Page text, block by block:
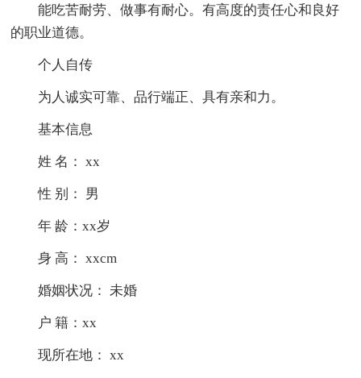
能吃苦耐劳、做事有耐心。有高度的责任心和良好
的职业道德。
个人自传
为人诚实可靠、品行端正、具有亲和力。
基本信息
姓 名： xx
性 别： 男
年 龄：xx岁
身 高： xxcm
婚姻状况： 未婚
户 籍：xx
现所在地： xx